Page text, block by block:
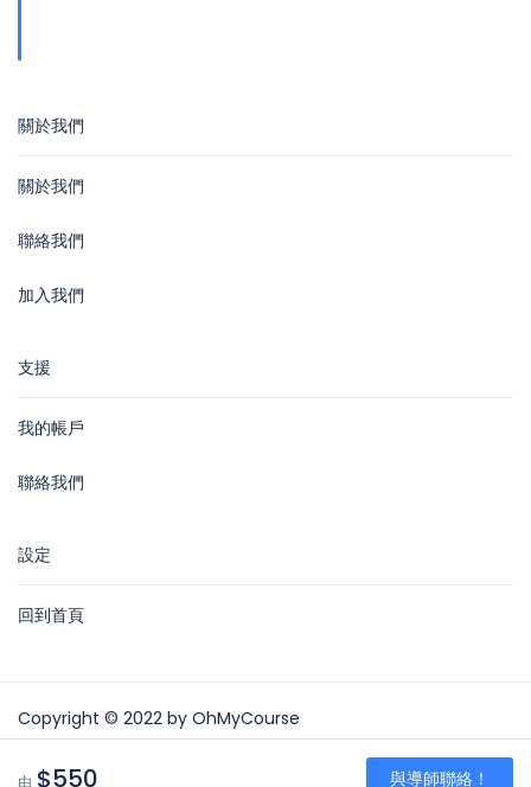
由 $550 與導師聯絡！
關於我們
關於我們
聯絡我們
加入我們
支援
我的帳戶
聯絡我們
設定
回到首頁
Copyright © 2022 by OhMyCourse
青山公路388號中染大廈25樓01-03室Tsuen Wan